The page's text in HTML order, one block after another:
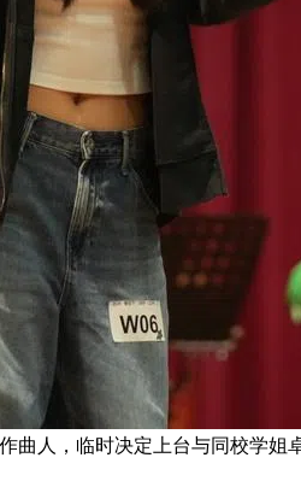
曲人，临时决定上台与同校学姐